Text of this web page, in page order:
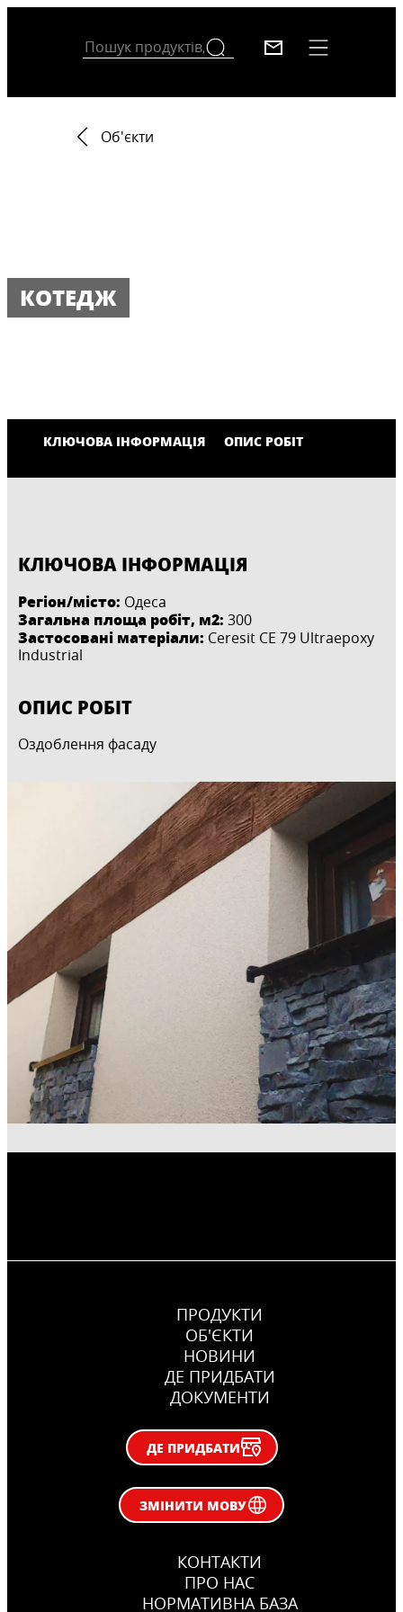
Об'єкти
КОТЕДЖ
КЛЮЧОВА ІНФОРМАЦІЯ ОПИС РОБІТ
КЛЮЧОВА ІНФОРМАЦІЯ
Регіон/місто: Одеса
Загальна площа робіт, м2: 300
Застосовані матеріали: Ceresit CE 79 Ultraepoxy
Industrial
ОПИС РОБІТ
Оздоблення фасаду
ПРОДУКТИ
ОБ'ЄКТИ
НОВИНИ
ДЕ ПРИДБАТИ
ДОКУМЕНТИ
ДЕ ПРИДБАТИ
ЗМІНИТИ МОВУ
КОНТАКТИ
ПРО НАС
НОРМАТИВНА БАЗА